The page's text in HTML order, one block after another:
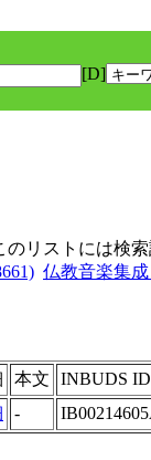
[D]
リストには検
仏教音楽集成
本文 INBUDS ID
-